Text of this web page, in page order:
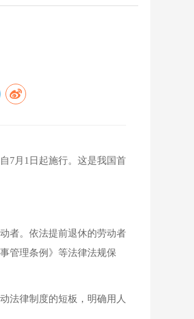
7月1日起施行。这是我国首
者。依法提前退休的劳动者
管理条例》等法律法规保
法律制度的短板，明确用人